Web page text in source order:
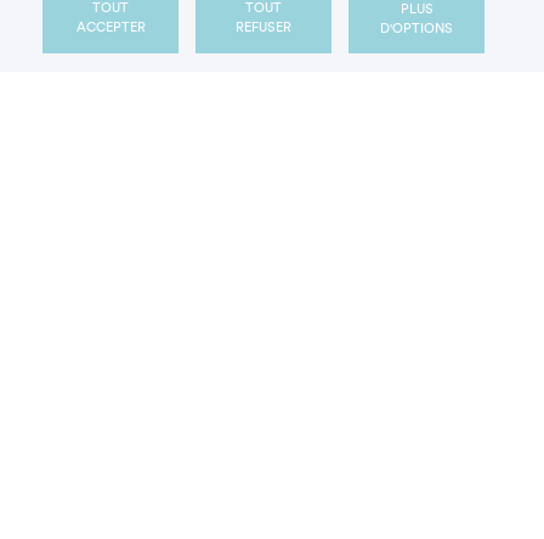
TOUT
ACCEPTER
TOUT
REFUSER
PLUS
D'OPTIONS